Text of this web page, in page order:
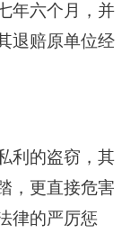
年六个月，并
退赔原单位经
的盗窃，其
，更直接危害
律的严厉惩